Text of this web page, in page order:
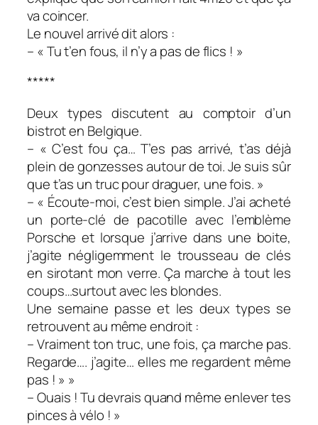
va coincer.
Le nouvel arrivé dit alors :
– « Tu t’en fous, il n’y a pas de flics ! »
*****
Deux types discutent au comptoir d’un
bistrot en Belgique.
– « C’est fou ça… T’es pas arrivé, t’as déjà
plein de gonzesses autour de toi. Je suis sûr
que t’as un truc pour draguer, une fois. »
– « Écoute-moi, c’est bien simple. J’ai acheté
un porte-clé de pacotille avec l’emblème
Porsche et lorsque j’arrive dans une boite,
j’agite négligemment le trousseau de clés
en sirotant mon verre. Ça marche à tout les
coups…surtout avec les blondes.
Une semaine passe et les deux types se
retrouvent au même endroit :
– Vraiment ton truc, une fois, ça marche pas.
Regarde…. j’agite… elles me regardent même
pas ! » »
– Ouais ! Tu devrais quand même enlever tes
pinces à vélo ! »